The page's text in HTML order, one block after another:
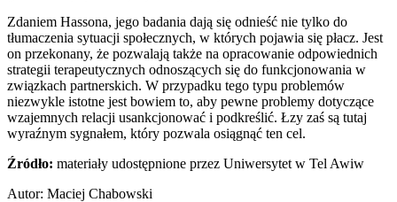
Zdaniem Hassona, jego badania dają się odnieść nie tylko do
tłumaczenia sytuacji społecznych, w których pojawia się płacz. Jest
on przekonany, że pozwalają także na opracowanie odpowiednich
strategii terapeutycznych odnoszących się do funkcjonowania w
związkach partnerskich. W przypadku tego typu problemów
niezwykle istotne jest bowiem to, aby pewne problemy dotyczące
wzajemnych relacji usankcjonować i podkreślić. Łzy zaś są tutaj
wyraźnym sygnałem, który pozwala osiągnąć ten cel.
Źródło: materiały udostępnione przez Uniwersytet w Tel Awiw
Autor: Maciej Chabowski